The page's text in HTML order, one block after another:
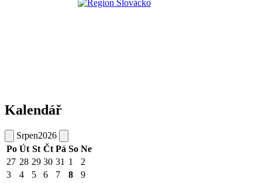
Kalendář
Srpen2026
Po Út St Čt Pá So Ne
27 28 29 30 31 1
2
3
4 5 6 7 8
9